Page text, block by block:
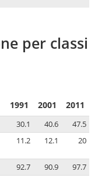
per classi
1991 2001 2011
30.1 40.6
47.5
11.2 12.1 20
92.7 90.9
97.7